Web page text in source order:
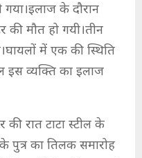
के दौरान
मौत हो गयी।तीन
में एक की स्थिति
इस व्यक्ति का इलाज
की रात टाटा स्टील के
पुत्र का तिलक समारोह